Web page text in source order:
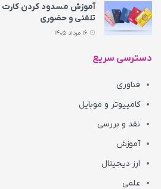
آموزش مسدود کردن کارت
تلفنی و حضوری
دسترسی سریع
فناوری
کامپیوتر و موبایل
نقد و بررسی
آموزش
ارز دیجیتال
علمی